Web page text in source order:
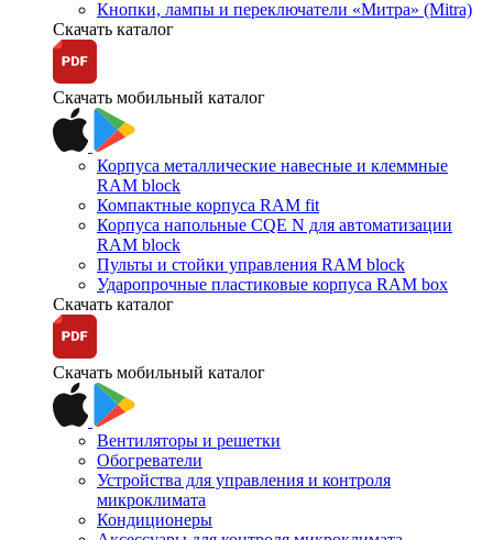
Кнопки, лампы и переключатели «Митра» (Mitra)
Скачать каталог
Скачать мобильный каталог
Корпуса металлические навесные и клеммные
RAM block
Компактные корпуса RAM fit
Корпуса напольные CQE N для автоматизации
RAM block
Пульты и стойки управления RAM block
Ударопрочные пластиковые корпуса RAM box
Скачать каталог
Скачать мобильный каталог
Вентиляторы и решетки
Обогреватели
Устройства для управления и контроля
микроклимата
Кондиционеры